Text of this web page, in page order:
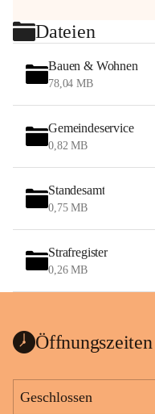
Dateien
Bauen & Wohnen
78,04 MB
Gemeindeservice
0,82 MB
Standesamt
0,75 MB
Strafregister
0,26 MB
Öffnungszeiten
Geschlossen